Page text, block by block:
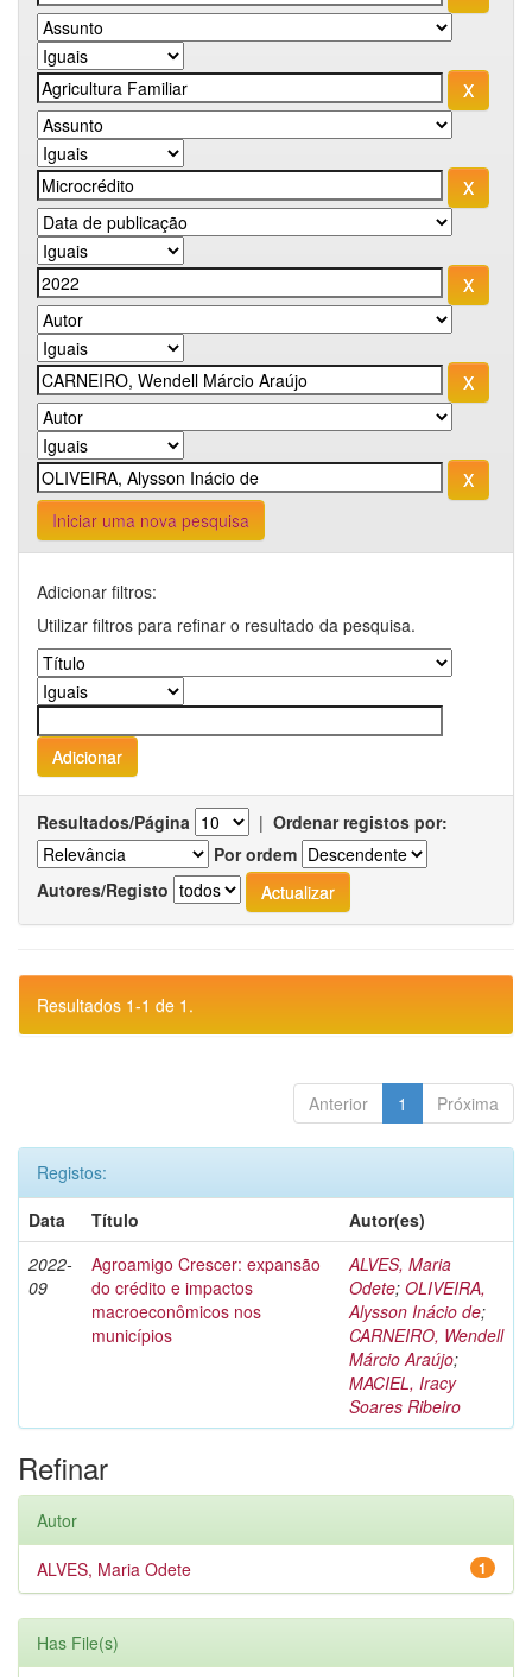
Iniciar uma nova pesquisa
Adicionar filtros:
Utilizar filtros para refinar o resultado da pesquisa.
Resultados/Página | Ordenar registos por:
Por ordem
Autores/Registo
Resultados 1-1 de 1.
Anterior 1 Próxima
Registos:
Data
Título
Autor(es)
2022-
09
Agroamigo Crescer: expansão
do crédito e impactos
macroeconômicos nos
municípios
ALVES, Maria
Odete; OLIVEIRA,
Alysson Inácio de;
CARNEIRO, Wendell
Márcio Araújo;
MACIEL, Iracy
Soares Ribeiro
Refinar
Autor
1
ALVES, Maria Odete
Has File(s)